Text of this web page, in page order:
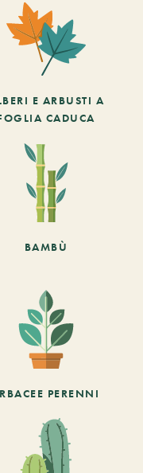
E ARBUSTI A
CADUCA
BAMBÙ
PERENNI